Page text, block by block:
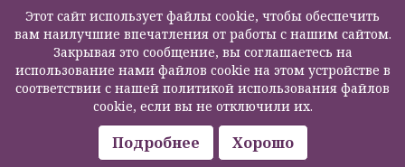
Подписка на
новости
Задать вопрос
Карта сайта
Контакты
Налоги и пенсии
Бизнес услуги
Недвижимость
Образование
Страхование
жизни
Другие услуги
2000 – 2026©
F200500002
Этот сайт использует файлы cookie, чтобы обеспечить
вам наилучшие впечатления от работы с нашим сайтом.
Закрывая это сообщение, вы соглашаетесь на
использование нами файлов cookie на этом устройстве в
соответствии с нашей политикой использования файлов
cookie, если вы не отключили их.
Подробнее Хорошо